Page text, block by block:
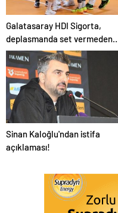
Galatasaray HDI Sigorta,
deplasmanda set vermeden
kazandı
Sinan Kaloğlu'ndan istifa
açıklaması!